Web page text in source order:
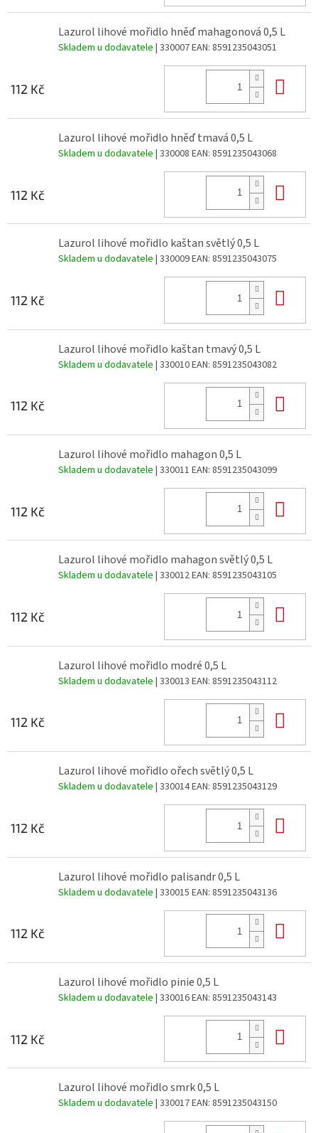
Lazurol lihové mořidlo hněď mahagonová 0,5 L
Skladem u dodavatele | 330007EAN: 8591235043051
112 Kč
Lazurol lihové mořidlo hněď tmavá 0,5 L
Skladem u dodavatele | 330008 EAN: 8591235043068
112 Kč
Lazurol lihové mořidlo kaštan světlý 0,5 L
Skladem u dodavatele | 330009EAN: 8591235043075
112 Kč
Lazurol lihové mořidlo kaštan tmavý 0,5 L
Skladem u dodavatele | 330010EAN: 8591235043082
112 Kč
Lazurol lihové mořidlo mahagon 0,5 L
Skladem u dodavatele | 330011 EAN: 8591235043099
112 Kč
Lazurol lihové mořidlo mahagon světlý 0,5 L
Skladem u dodavatele | 330012EAN: 8591235043105
112 Kč
Lazurol lihové mořidlo modré 0,5 L
Skladem u dodavatele | 330013 EAN: 8591235043112
112 Kč
Lazurol lihové mořidlo ořech světlý 0,5 L
Skladem u dodavatele | 330014EAN: 8591235043129
112 Kč
Lazurol lihové mořidlo palisandr 0,5 L
Skladem u dodavatele | 330015 EAN: 8591235043136
112 Kč
Lazurol lihové mořidlo pinie 0,5 L
Skladem u dodavatele | 330016EAN: 8591235043143
112 Kč
Lazurol lihové mořidlo smrk 0,5 L
Skladem u dodavatele | 330017EAN: 8591235043150